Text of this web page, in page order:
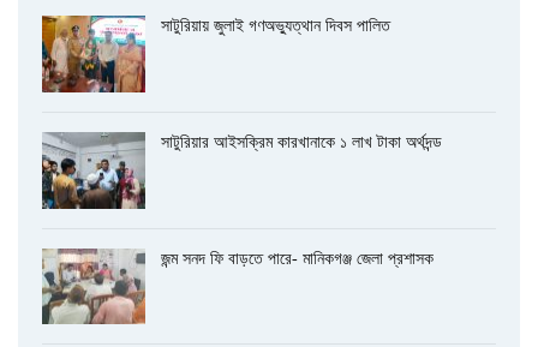
সাটুরিয়ায় জুলাই গণঅভ্যুত্থান দিবস পালিত
সাটুরিয়ার আইসক্রিম কারখানাকে ১ লাখ টাকা অর্থদন্ড
জন্ম সনদ ফি বাড়তে পারে- মানিকগঞ্জ জেলা প্রশাসক